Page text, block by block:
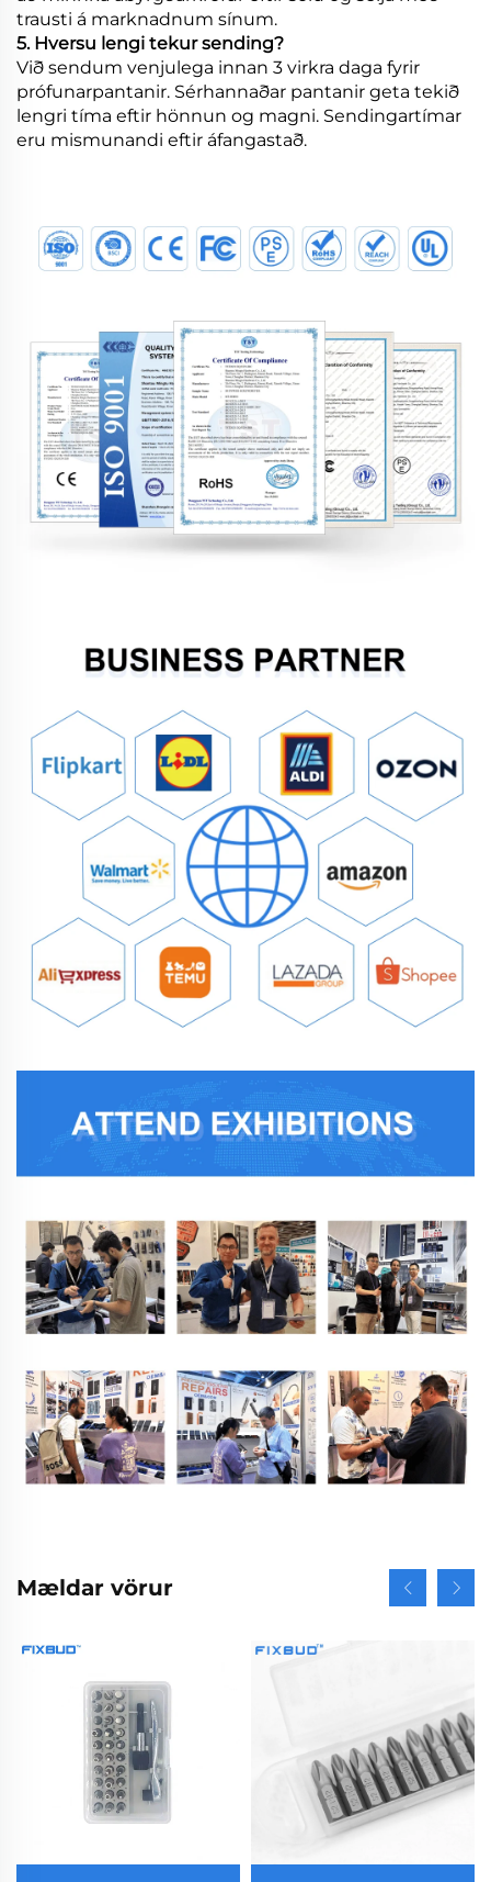
trausti á marknadnum sínum.
5. Hversu lengi tekur sending?
Við sendum venjulega innan 3 virkra daga fyrir
prófunarpantanir. Sérhannaðar pantanir geta tekið
lengri tíma eftir hönnun og magni. Sendingartímar
eru mismunandi eftir áfangastað.
Mældar vörur